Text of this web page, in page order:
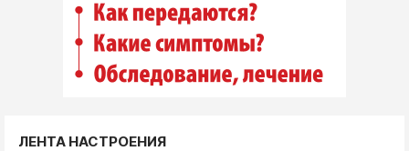
ЛЕНТА НАСТРОЕНИЯ